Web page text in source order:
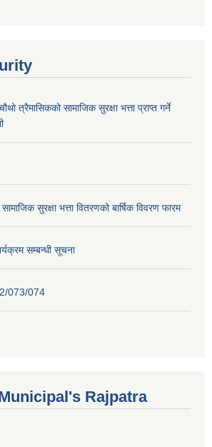
त्रैमासिकको सामाजिक सुरक्षा भत्ता प्राप्त गर्ने
सुरक्षा भत्ता वितरणको बार्षिक विवरण फारम
सम्बन्धी सूचना
073/074
Rajpatra